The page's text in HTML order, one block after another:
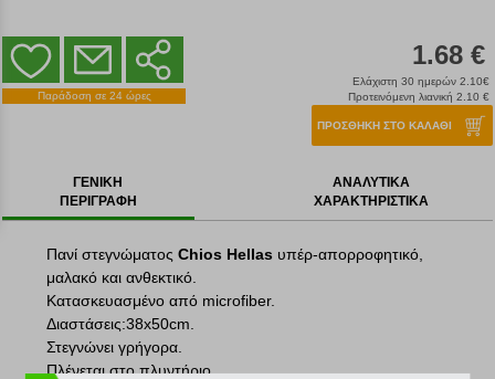
Παράδοση σε 24 ώρες
1.68 €
Ελάχιστη 30 ημερών 2.10€
Προτεινόμενη λιανική 2.10 €
ΠΡΟΣΘΗΚΗ ΣΤΟ ΚΑΛΑΘΙ
ΓΕΝΙΚΗ
ΠΕΡΙΓΡΑΦΗ
ΑΝΑΛΥΤΙΚΑ
ΧΑΡΑΚΤΗΡΙΣΤΙΚΑ
Πανί στεγνώματοςChios Hellas υπέρ-απορροφητικό,
μαλακό και ανθεκτικό.
Κατασκευασμένο από microfiber.
Διαστάσεις:38x50cm.
Στεγνώνει γρήγορα.
Πλένεται στο πλυντήριο.